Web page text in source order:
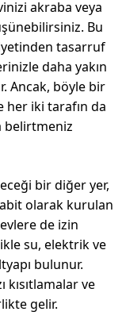
akraba veya
Bu
tasarruf
daha yakın
Ancak, böyle bir
her iki tarafın da
belirtmeniz
bir diğer yer,
olarak kurulan
de izin
su, elektrik ve
bulunur.
kısıtlamalar ve
gelir.